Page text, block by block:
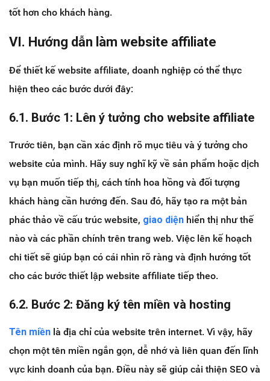
tốt hơn cho khách hàng.
VI. Hướng dẫn làm website affiliate
Để thiết kế website affiliate, doanh nghiệp có thể thực
hiện theo các bước dưới đây:
6.1. Bước 1: Lên ý tưởng cho website affiliate
Trước tiên, bạn cần xác định rõ mục tiêu và ý tưởng cho
website của mình. Hãy suy nghĩ kỹ về sản phẩm hoặc dịch
vụ bạn muốn tiếp thị, cách tính hoa hồng và đối tượng
khách hàng cần hướng đến. Sau đó, hãy tạo ra một bản
phác thảo về cấu trúc website, giao diện hiển thị như thế
nào và các phần chính trên trang web. Việc lên kế hoạch
chi tiết sẽ giúp bạn có cái nhìn rõ ràng và định hướng tốt
cho các bước thiết lập website affiliate tiếp theo.
6.2. Bước 2: Đăng ký tên miền và hosting
Tên miền là địa chỉ của website trên internet. Vì vậy, hãy
chọn một tên miền ngắn gọn, dễ nhớ và liên quan đến lĩnh
vực kinh doanh của bạn. Điều này sẽ giúp cải thiện SEO và